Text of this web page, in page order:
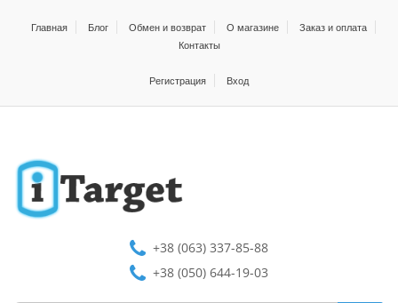
Главная Блог Обмен и возврат О магазине
Заказ и оплата
Контакты
Регистрация Вход
+38 (063) 337-85-88
+38 (050) 644-19-03